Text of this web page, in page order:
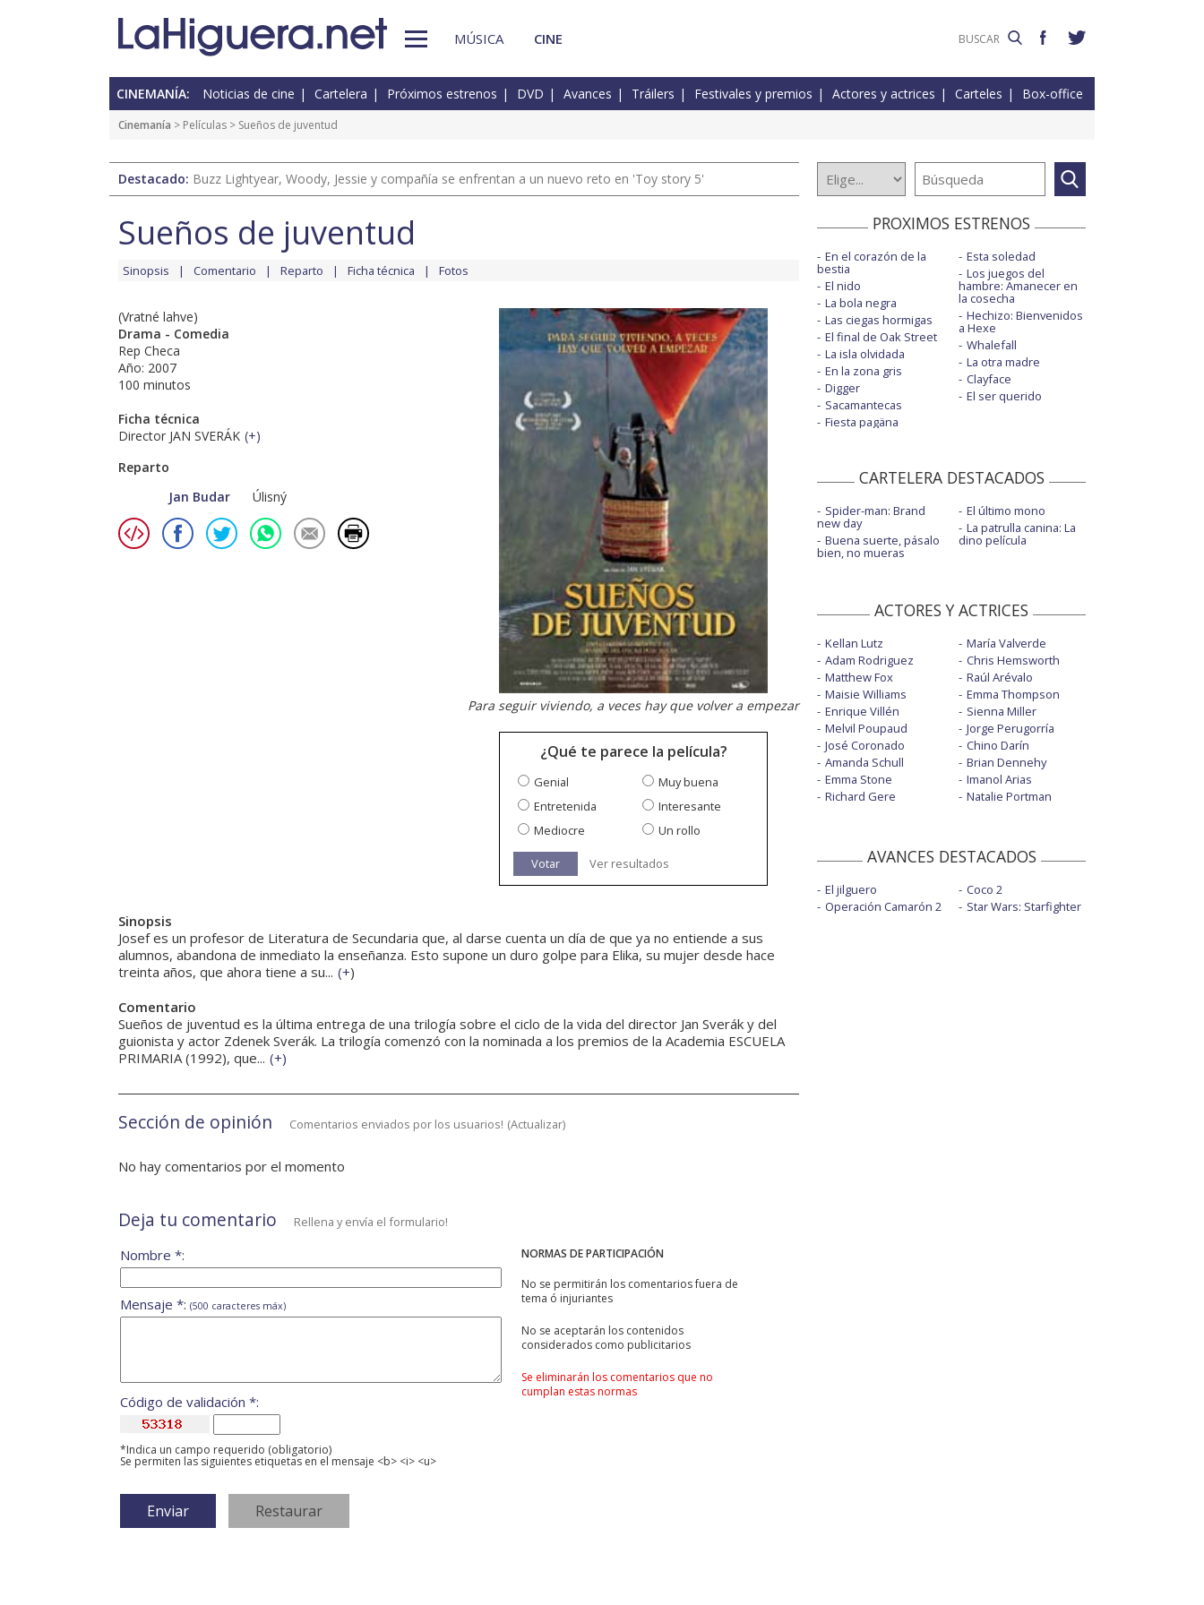
MÚSICA CINE
CINEMANÍA: Noticias de cine Cartelera Próximos estrenos DVD Avances Tráilers Festivales y premios Actores y actrices Carteles Box-office
Cinemanía > Películas > Sueños de juventud
Destacado: Buzz Lightyear, Woody, Jessie y compañía se enfrentan a un nuevo reto en 'Toy story 5'
Sueños de juventud
Sinopsis Comentario Reparto Ficha técnica Fotos
(Vratné lahve)
Drama - Comedia
Rep Checa
Año: 2007
100 minutos
Ficha técnica
Director JAN SVERÁK (+)
Reparto
Jan Budar
Úlisný
Para seguir viviendo, a veces hay que volver a empezar
¿Qué te parece la película?
Genial
Muy buena
Entretenida
Interesante
Mediocre
Un rollo
Votar Ver resultados
Sinopsis
Josef es un profesor de Literatura de Secundaria que, al darse cuenta un día de que ya no entiende a sus
alumnos, abandona de inmediato la enseñanza. Esto supone un duro golpe para Elika, su mujer desde hace
treinta años, que ahora tiene a su... (+)
Comentario
Sueños de juventud es la última entrega de una trilogía sobre el ciclo de la vida del director Jan Sverák y del
guionista y actor Zdenek Sverák. La trilogía comenzó con la nominada a los premios de la Academia ESCUELA
PRIMARIA (1992), que... (+)
Sección de opinión Comentarios enviados por los usuarios! (Actualizar)
No hay comentarios por el momento
Deja tu comentario Rellena y envía el formulario!
NORMAS DE PARTICIPACIÓN
No se permitirán los comentarios fuera de
tema ó injuriantes
No se aceptarán los contenidos
considerados como publicitarios
Se eliminarán los comentarios que no
cumplan estas normas
Nombre *:
Mensaje *: (500 caracteres máx)
Código de validación *:
*Indica un campo requerido (obligatorio)
Se permiten las siguientes etiquetas en el mensaje <b> <i> <u>
PROXIMOS ESTRENOS
En el corazón de la
bestia
El nido
La bola negra
Las ciegas hormigas
El final de Oak Street
La isla olvidada
En la zona gris
Digger
Sacamantecas
Fiesta pagäna
Esta soledad
Los juegos del
hambre: Amanecer en
la cosecha
Hechizo: Bienvenidos
a Hexe
Whalefall
La otra madre
Clayface
El ser querido
CARTELERA DESTACADOS
Spider-man: Brand
new day
Buena suerte, pásalo
bien, no mueras
El último mono
La patrulla canina: La
dino película
ACTORES Y ACTRICES
Kellan Lutz
Adam Rodriguez
Matthew Fox
Maisie Williams
Enrique Villén
Melvil Poupaud
José Coronado
Amanda Schull
Emma Stone
Richard Gere
María Valverde
Chris Hemsworth
Raúl Arévalo
Emma Thompson
Sienna Miller
Jorge Perugorría
Chino Darín
Brian Dennehy
Imanol Arias
Natalie Portman
AVANCES DESTACADOS
El jilguero
Operación Camarón 2
Coco 2
Star Wars: Starfighter